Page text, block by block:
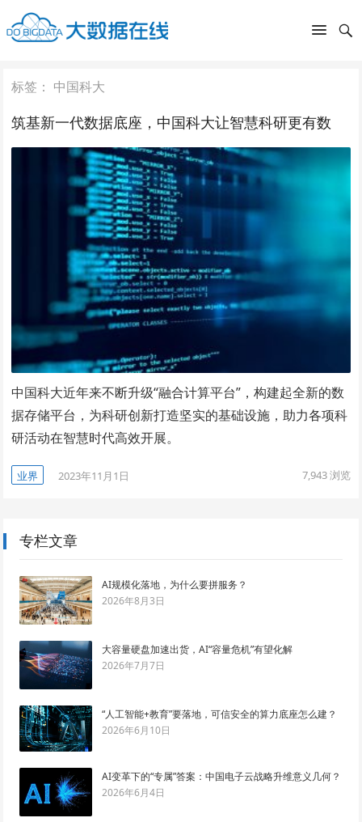
标签： 中国科大
筑基新一代数据底座，中国科大让智慧科研更有数
中国科大近年来不断升级“融合计算平台”，构建起全新的数
据存储平台，为科研创新打造坚实的基础设施，助力各项科
研活动在智慧时代高效开展。
业界 2023年11月1日 7,943浏览
专栏文章
AI规模化落地，为什么要拼服务？
2026年8月3日
大容量硬盘加速出货，AI“容量危机”有望化解
2026年7月7日
“人工智能+教育”要落地，可信安全的算力底座怎么建？
2026年6月10日
AI变革下的“专属”答案：中国电子云战略升维意义几何？
2026年6月4日